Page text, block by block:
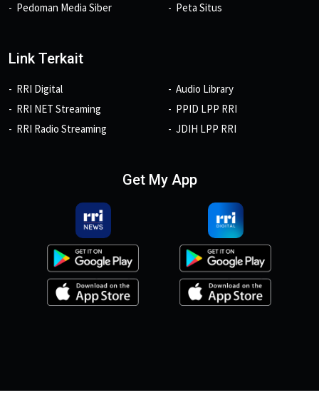
Pedoman Media Siber
Peta Situs
Link Terkait
RRI Digital
RRI NET Streaming
RRI Radio Streaming
Audio Library
PPID LPP RRI
JDIH LPP RRI
Get My App